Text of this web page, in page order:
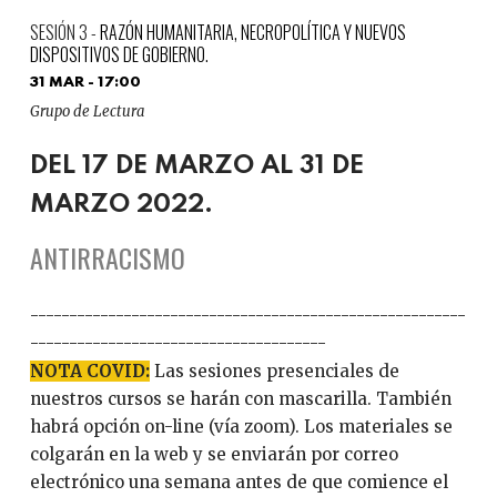
RAZÓN HUMANITARIA, NECROPOLÍTICA Y NUEVOS
DISPOSITIVOS DE GOBIERNO.
31 MAR - 17:00
Grupo de Lectura
DEL 17 DE MARZO AL 31 DE
MARZO 2022.
ANTIRRACISMO
--------------------------------------------------------
--------------------------------------
NOTA COVID:Las sesiones presenciales de
nuestros cursos se harán con mascarilla. También
habrá opción on-line (vía zoom). Los materiales se
colgarán en la web y se enviarán por correo
electrónico una semana antes de que comience el